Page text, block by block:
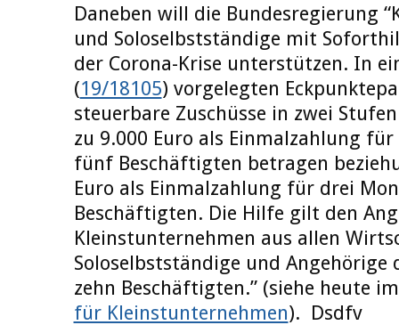
Daneben will die Bundesregierung
und Soloselbstständige mit
der Corona-Krise unterstützen. In
(19/18105) vorgelegten
steuerbare Zuschüsse in zwei
zu 9.000 Euro als Einmalzahlung
fünf Beschäftigten betragen
Euro als Einmalzahlung für drei
Beschäftigten. Die Hilfe gilt den
Kleinstunternehmen aus allen
Soloselbstständige und Angehörige
zehn Beschäftigten.” (siehe heute
für Kleinstunternehmen). Dsdfv